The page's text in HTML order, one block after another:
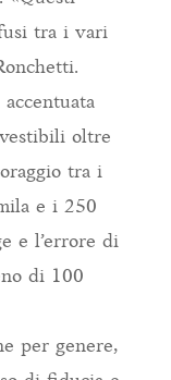
tra i vari
oltre
tra i
e i 250
e l’errore di
di 100
per genere,